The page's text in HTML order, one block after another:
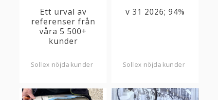
Ett urval av
referenser från
våra 5 500+
kunder
Sollex nöjda kunder
v 31 2026; 94%
Sollex nöjda kunder